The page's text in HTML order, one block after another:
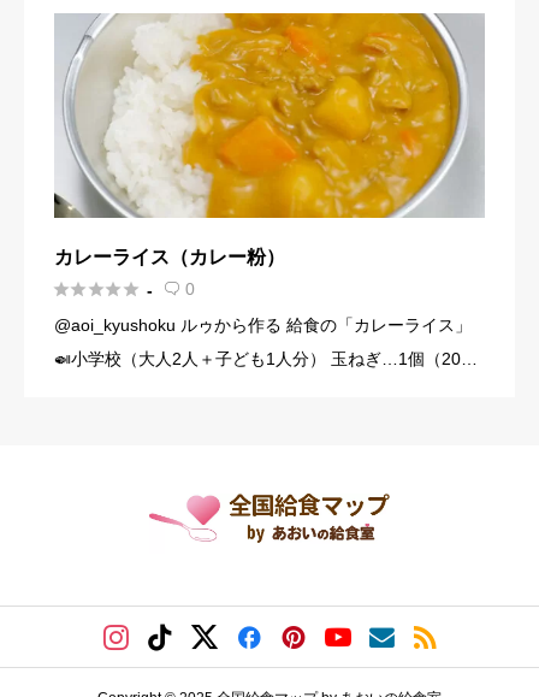
（120g） にんにくチューブ…少々（1 […]
カレーライス（カレー粉）
 -  0
@aoi_kyushoku ルゥから作る 給食の「カレーライス」
🍛小学校（大人2人＋子ども1人分） 玉ねぎ…1個（200